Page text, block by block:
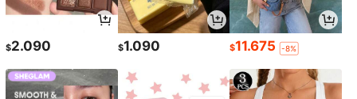
$2.090 $1.090 $11.675 -8%